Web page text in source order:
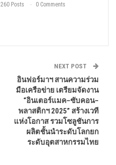
260 Posts 0 Comments
NEXT POST
อินฟอร์มาฯ สานความร่วม
มือเครือข่าย เตรียมจัดงาน
“อินเตอร์แมค–ซับคอน–
พลาสติกฯ 2025” สร้างเวที
แห่งโอกาส รวมโซลูชันการ
ผลิตชั้นนำระดับโลกยก
ระดับอุตสาหกรรมไทย